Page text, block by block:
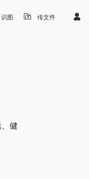
识图 传文件
健